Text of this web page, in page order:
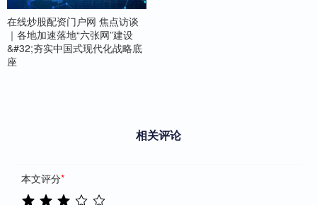
在线炒股配资门户网 焦点访谈
｜各地加速落地“六张网”建设
&#32;夯实中国式现代化战略底
座
相关评论
本文评分*